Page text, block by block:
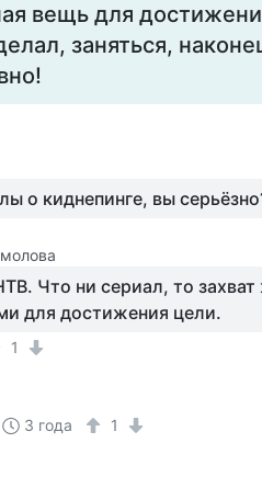
вещь для
заняться,
о киднепинге, вы
Что ни сериал, то
для достижения цели.
1
3 года 1